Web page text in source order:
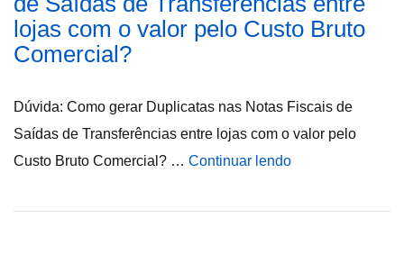
lojas com o valor pelo Custo Bruto
Comercial?
Dúvida: Como gerar Duplicatas nas Notas Fiscais de
Saídas de Transferências entre lojas com o valor pelo
Custo Bruto Comercial? … Continuar lendo